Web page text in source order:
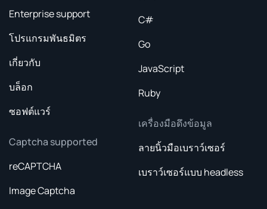
Enterprise support
โปรแกรมพันธมิตร
เกี่ยวกับ
บล็อก
ซอฟต์แวร์
Captcha supported
reCAPTCHA
Image Captcha
C#
Go
JavaScript
Ruby
เครื่องมือดึงข้อมูล
ลายนิ้วมือเบราว์เซอร์
เบราว์เซอร์แบบ headless